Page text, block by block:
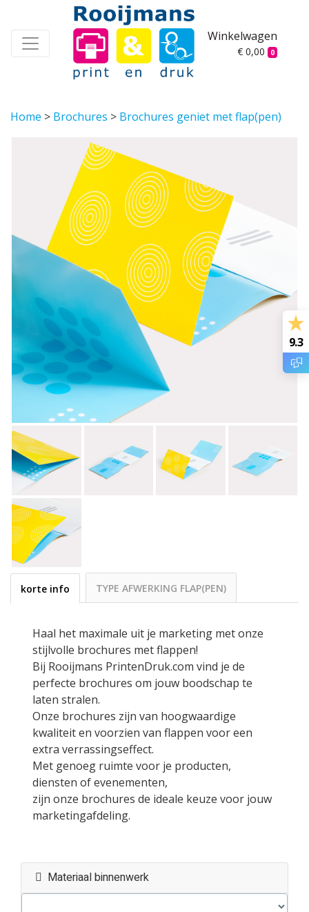
Winkelwagen
€ 0,00 0
Home > Brochures > Brochures geniet met flap(pen)
korte info TYPE AFWERKING FLAP(PEN)
Haal het maximale uit je marketing met onze
stijlvolle brochures met flappen!
Bij Rooijmans PrintenDruk.com vind je de
perfecte brochures om jouw boodschap te
laten stralen.
Onze brochures zijn van hoogwaardige
kwaliteit en voorzien van flappen voor een
extra verrassingseffect.
Met genoeg ruimte voor je producten,
diensten of evenementen,
zijn onze brochures de ideale keuze voor jouw
marketingafdeling.
Materiaal binnenwerk
9.3